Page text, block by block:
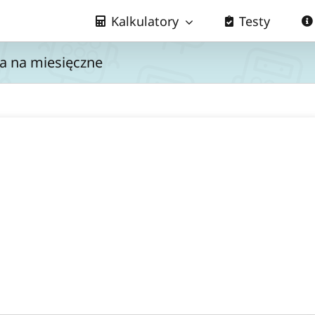
Kalkulatory Testy
na miesięczne